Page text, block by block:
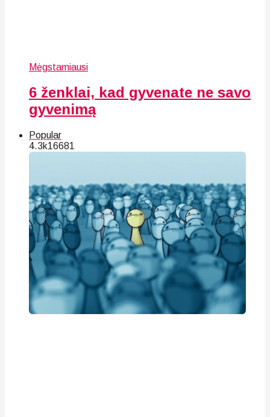
Mėgstamiausi
6 ženklai, kad gyvenate ne savo
gyvenimą
Popular
4.3k16681